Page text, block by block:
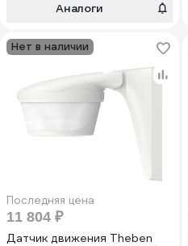
Аналоги
Нет в наличии
Последняя цена
11 804 ₽
Датчик движения Theben